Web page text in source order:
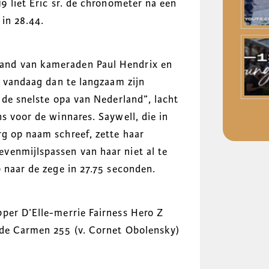
liet Eric sr. de chronometer na een
28.44.
van kameraden Paul Hendrix en
dan te langzaam zijn
snelste opa van Nederland”, lacht
voor de winnares. Saywell, die in
op naam schreef, zette haar
van haar niet al te
de zege in 27.75 seconden.
D’Elle-merrie Fairness Hero Z
Carmen 255 (v. Cornet Obolensky)